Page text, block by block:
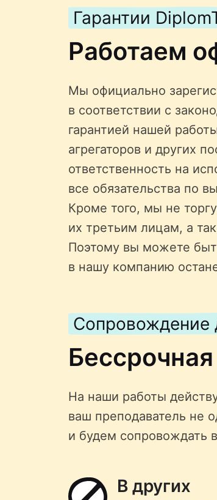
Гарантии
Работаем
Мы официально
в соответствии с
гарантией нашей
агрегаторов и других
ответственность на
все обязательства по
Кроме того, мы не
их третьим лицам, а
Поэтому вы можете
в нашу компанию
Сопровождение
На наши работы
ваш преподаватель не
и будем сопровождать
В других